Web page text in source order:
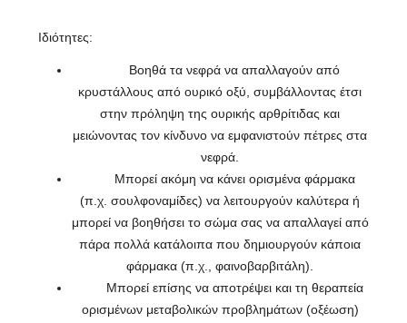
Ιδιότητες:
Βοηθά τα νεφρά να απαλλαγούν από
κρυστάλλους από ουρικό οξύ, συμβάλλοντας έτσι
στην πρόληψη της ουρικής αρθρίτιδας και
μειώνοντας τον κίνδυνο να εμφανιστούν πέτρες στα
νεφρά.
Μπορεί ακόμη να κάνει ορισμένα φάρμακα
(π.χ. σουλφοναμίδες) να λειτουργούν καλύτερα ή
μπορεί να βοηθήσει το σώμα σας να απαλλαγεί από
πάρα πολλά κατάλοιπα που δημιουργούν κάποια
φάρμακα (π.χ., φαινοβαρβιτάλη).
Μπορεί επίσης να αποτρέψει και τη θεραπεία
ορισμένων μεταβολικών προβλημάτων (οξέωση)